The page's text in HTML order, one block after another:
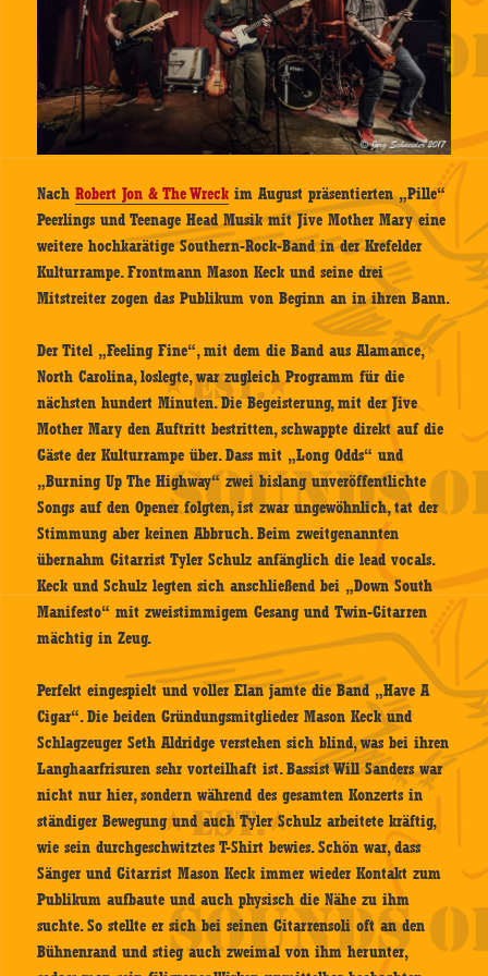
NachRobert Jon & The Wreck im August präsentierten „Pille“
Peerlings und Teenage Head Musik mit Jive Mother Mary eine
weitere hochkarätige Southern-Rock-Band in der Krefelder
Kulturrampe. Frontmann Mason Keck und seine drei
Mitstreiter zogen das Publikum von Beginn an in ihren Bann.
Der Titel „Feeling Fine“, mit dem die Band aus Alamance,
North Carolina, loslegte, war zugleich Programm für die
nächsten hundert Minuten. Die Begeisterung, mit der Jive
Mother Mary den Auftritt bestritten, schwappte direkt auf die
Gäste der Kulturrampe über. Dass mit „Long Odds“ und
„Burning Up The Highway“ zwei bislang unveröffentlichte
Songs auf den Opener folgten, ist zwar ungewöhnlich, tat der
Stimmung aber keinen Abbruch. Beim zweitgenannten
übernahm Gitarrist Tyler Schulz anfänglich die lead vocals.
Keck und Schulz legten sich anschließend bei „Down South
Manifesto“ mit zweistimmigem Gesang und Twin-Gitarren
mächtig in Zeug.
Perfekt eingespielt und voller Elan jamte die Band „Have A
Cigar“. Die beiden Gründungsmitglieder Mason Keck und
Schlagzeuger Seth Aldridge verstehen sich blind, was bei ihren
Langhaarfrisuren sehr vorteilhaft ist. Bassist Will Sanders war
nicht nur hier, sondern während des gesamten Konzerts in
ständiger Bewegung und auch Tyler Schulz arbeitete kräftig,
wie sein durchgeschwitztes T-Shirt bewies. Schön war, dass
Sänger und Gitarrist Mason Keck immer wieder Kontakt zum
Publikum aufbaute und auch physisch die Nähe zu ihm
suchte. So stellte er sich bei seinen Gitarrensoli oft an den
Bühnenrand und stieg auch zweimal von ihm herunter,